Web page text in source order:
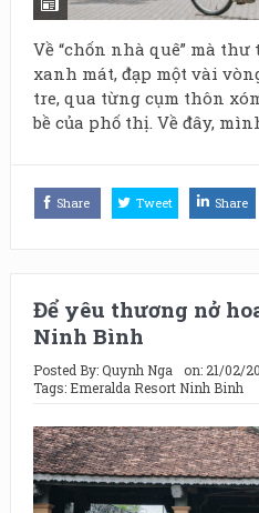
Về “chốn nhà quê” mà
xanh mát, đạp một vài
tre, qua từng cụm thôn
bề của phố thị. Về đây,
Share Tweet Share
Để yêu thương nở
Ninh Bình
Posted By:Quynh Nga on: 21/02/
Tags: Emeralda Resort Ninh Binh